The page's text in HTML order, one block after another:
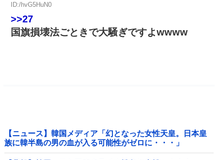
ID:/hvG5HuN0
>>27
国旗損壊法ごときで大騒ぎですよwwww
【ニュース】韓国メディア「幻となった女性天皇。日本皇
族に韓半島の男の血が入る可能性がゼロに・・・」